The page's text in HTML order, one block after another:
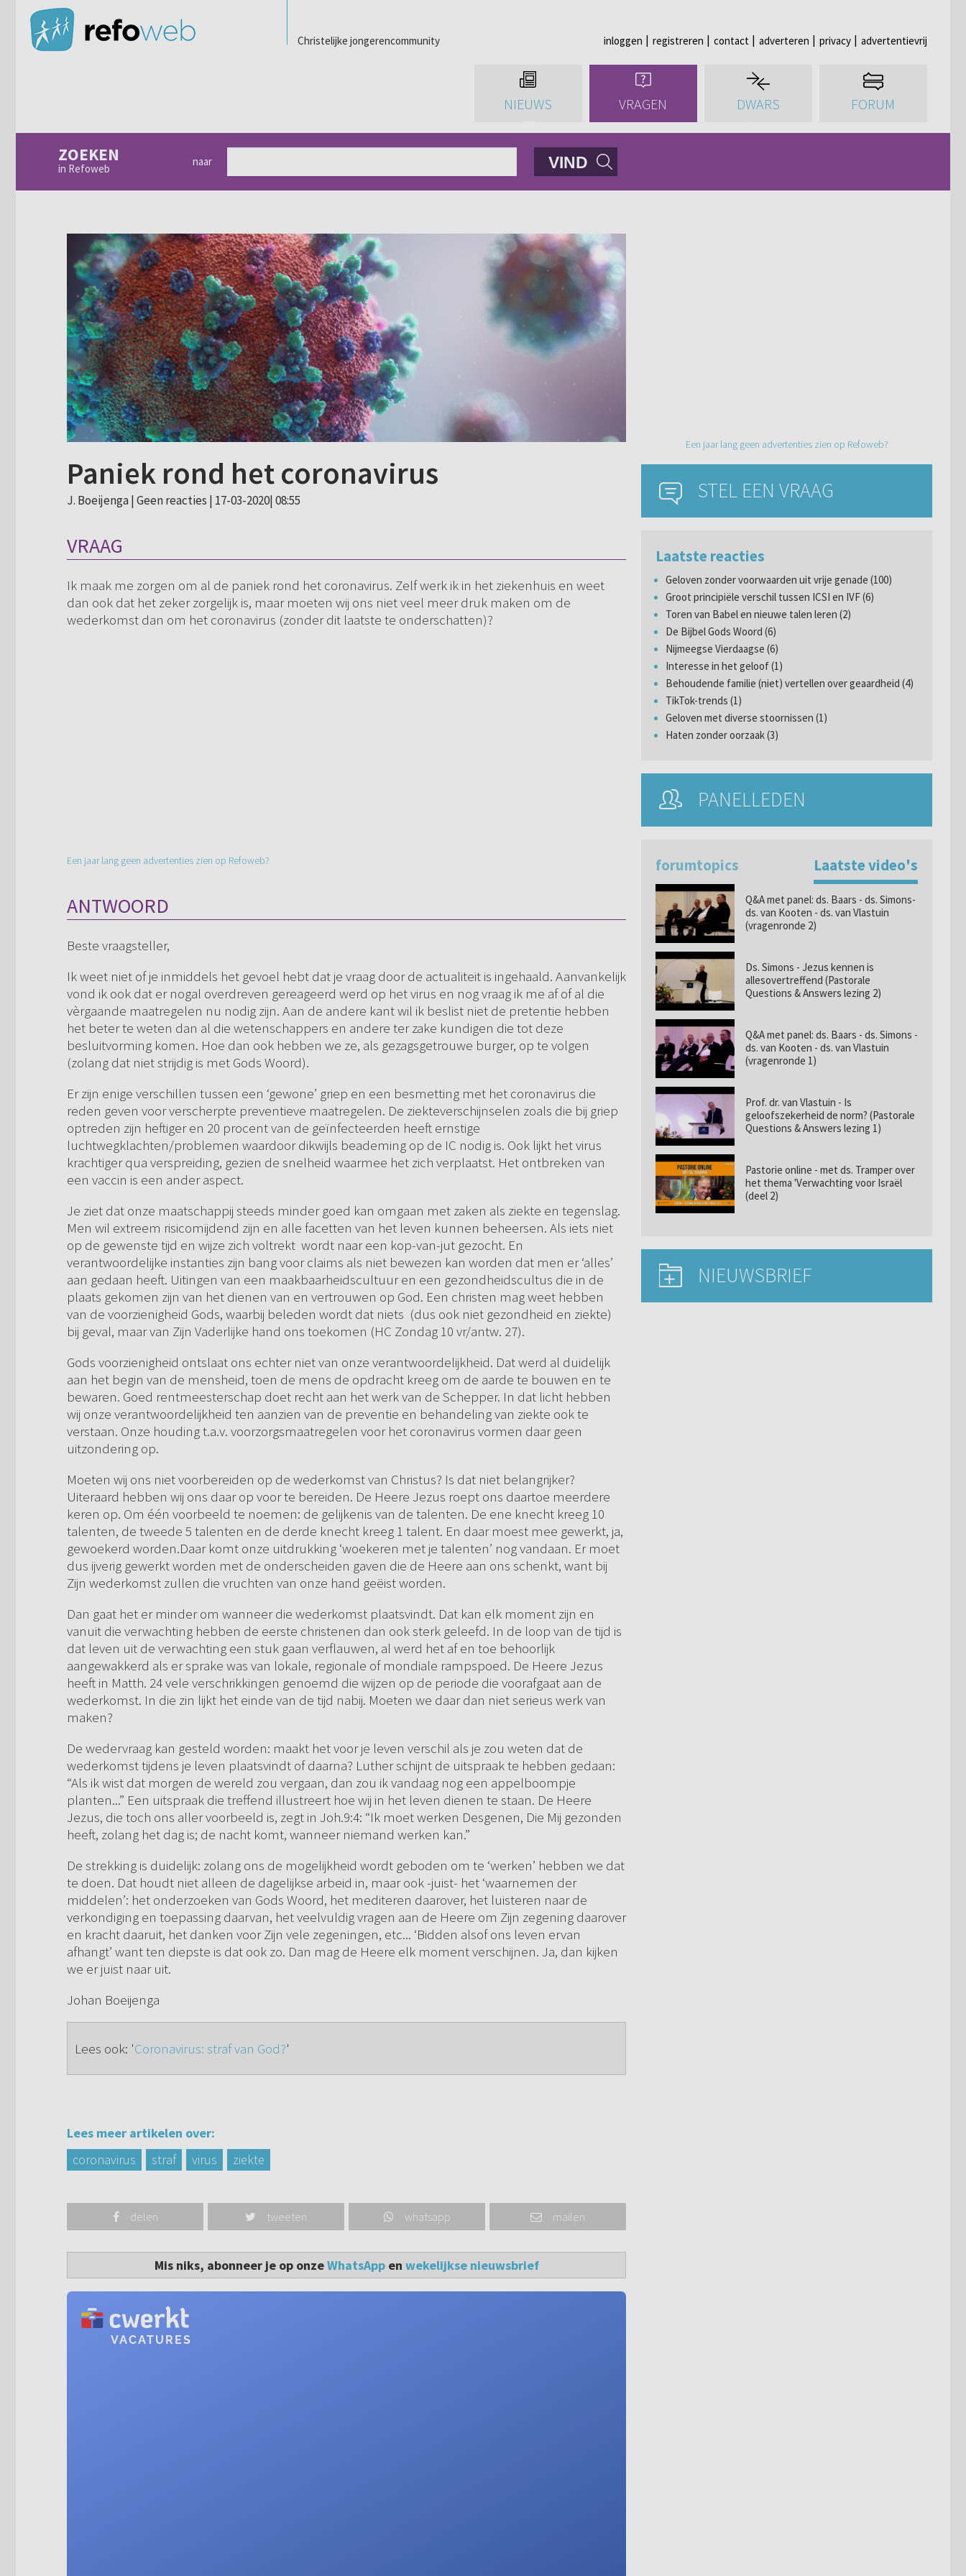
Christelijke jongerencommunity inloggen registreren contact adverteren privacy advertentievrij
NIEUWS VRAGEN DWARS FORUM
ZOEKEN
in Refoweb
naar VIND
Paniek rond het coronavirus
J. Boeijenga | Geen reacties | 17-03-2020| 08:55
VRAAG
Ik maak me zorgen om al de paniek rond het coronavirus. Zelf werk ik in het ziekenhuis en weet
dan ook dat het zeker zorgelijk is, maar moeten wij ons niet veel meer druk maken om de
wederkomst dan om het coronavirus (zonder dit laatste te onderschatten)?
Een jaar lang geen advertenties zien op Refoweb?
ANTWOORD
Beste vraagsteller,
Ik weet niet of je inmiddels het gevoel hebt dat je vraag door de actualiteit is ingehaald. Aanvankelijk
vond ik ook dat er nogal overdreven gereageerd werd op het virus en nog vraag ik me af of al die
vèrgaande maatregelen nu nodig zijn. Aan de andere kant wil ik beslist niet de pretentie hebben
het beter te weten dan al die wetenschappers en andere ter zake kundigen die tot deze
besluitvorming komen. Hoe dan ook hebben we ze, als gezagsgetrouwe burger, op te volgen
(zolang dat niet strijdig is met Gods Woord).
Er zijn enige verschillen tussen een ‘gewone’ griep en een besmetting met het coronavirus die
reden geven voor verscherpte preventieve maatregelen. De ziekteverschijnselen zoals die bij griep
optreden zijn heftiger en 20 procent van de geïnfecteerden heeft ernstige
luchtwegklachten/problemen waardoor dikwijls beademing op de IC nodig is. Ook lijkt het virus
krachtiger qua verspreiding, gezien de snelheid waarmee het zich verplaatst. Het ontbreken van
een vaccin is een ander aspect.
Je ziet dat onze maatschappij steeds minder goed kan omgaan met zaken als ziekte en tegenslag.
Men wil extreem risicomijdend zijn en alle facetten van het leven kunnen beheersen. Als iets niet
op de gewenste tijd en wijze zich voltrekt wordt naar een kop-van-jut gezocht. En
verantwoordelijke instanties zijn bang voor claims als niet bewezen kan worden dat men er ‘alles’
aan gedaan heeft. Uitingen van een maakbaarheidscultuur en een gezondheidscultus die in de
plaats gekomen zijn van het dienen van en vertrouwen op God. Een christen mag weet hebben
van de voorzienigheid Gods, waarbij beleden wordt dat niets (dus ook niet gezondheid en ziekte)
bij geval, maar van Zijn Vaderlijke hand ons toekomen (HC Zondag 10 vr/antw. 27).
Gods voorzienigheid ontslaat ons echter niet van onze verantwoordelijkheid. Dat werd al duidelijk
aan het begin van de mensheid, toen de mens de opdracht kreeg om de aarde te bouwen en te
bewaren. Goed rentmeesterschap doet recht aan het werk van de Schepper. In dat licht hebben
wij onze verantwoordelijkheid ten aanzien van de preventie en behandeling van ziekte ook te
verstaan. Onze houding t.a.v. voorzorgsmaatregelen voor het coronavirus vormen daar geen
uitzondering op.
Moeten wij ons niet voorbereiden op de wederkomst van Christus? Is dat niet belangrijker?
Uiteraard hebben wij ons daar op voor te bereiden. De Heere Jezus roept ons daartoe meerdere
keren op. Om één voorbeeld te noemen: de gelijkenis van de talenten. De ene knecht kreeg 10
talenten, de tweede 5 talenten en de derde knecht kreeg 1 talent. En daar moest mee gewerkt, ja,
gewoekerd worden.Daar komt onze uitdrukking ‘woekeren met je talenten’ nog vandaan. Er moet
dus ijverig gewerkt worden met de onderscheiden gaven die de Heere aan ons schenkt, want bij
Zijn wederkomst zullen die vruchten van onze hand geëist worden.
Dan gaat het er minder om wanneer die wederkomst plaatsvindt. Dat kan elk moment zijn en
vanuit die verwachting hebben de eerste christenen dan ook sterk geleefd. In de loop van de tijd is
dat leven uit de verwachting een stuk gaan verflauwen, al werd het af en toe behoorlijk
aangewakkerd als er sprake was van lokale, regionale of mondiale rampspoed. De Heere Jezus
heeft in Matth. 24 vele verschrikkingen genoemd die wijzen op de periode die voorafgaat aan de
wederkomst. In die zin lijkt het einde van de tijd nabij. Moeten we daar dan niet serieus werk van
maken?
De wedervraag kan gesteld worden: maakt het voor je leven verschil als je zou weten dat de
wederkomst tijdens je leven plaatsvindt of daarna? Luther schijnt de uitspraak te hebben gedaan:
“Als ik wist dat morgen de wereld zou vergaan, dan zou ik vandaag nog een appelboompje
planten...” Een uitspraak die treffend illustreert hoe wij in het leven dienen te staan. De Heere
Jezus, die toch ons aller voorbeeld is, zegt in Joh.9:4: “Ik moet werken Desgenen, Die Mij gezonden
heeft, zolang het dag is; de nacht komt, wanneer niemand werken kan.”
De strekking is duidelijk: zolang ons de mogelijkheid wordt geboden om te ‘werken’ hebben we dat
te doen. Dat houdt niet alleen de dagelijkse arbeid in, maar ook -juist- het ‘waarnemen der
middelen’: het onderzoeken van Gods Woord, het mediteren daarover, het luisteren naar de
verkondiging en toepassing daarvan, het veelvuldig vragen aan de Heere om Zijn zegening daarover
en kracht daaruit, het danken voor Zijn vele zegeningen, etc... ‘Bidden alsof ons leven ervan
afhangt’ want ten diepste is dat ook zo. Dan mag de Heere elk moment verschijnen. Ja, dan kijken
we er juist naar uit.
Johan Boeijenga
Lees ook: 'Coronavirus: straf van God?'
Lees meer artikelen over:
coronavirus
straf virus ziekte
delen tweeten whatsapp mailen
Mis niks, abonneer je op onzeWhatsAppen wekelijkse nieuwsbrief
Een jaar lang geen advertenties zien op Refoweb?
STEL EEN VRAAG
Laatste reacties
Geloven zonder voorwaarden uit vrije genade (100)
Groot principiële verschil tussen ICSI en IVF (6)
Toren van Babel en nieuwe talen leren (2)
De Bijbel Gods Woord (6)
Nijmeegse Vierdaagse (6)
Interesse in het geloof (1)
Behoudende familie (niet) vertellen over geaardheid (4)
TikTok-trends (1)
Geloven met diverse stoornissen (1)
Haten zonder oorzaak (3)
PANELLEDEN
forumtopics Laatste video's
Q&A met panel: ds. Baars - ds. Simons-
ds. van Kooten - ds. van Vlastuin
(vragenronde 2)
Ds. Simons - Jezus kennen is
allesovertreffend (Pastorale
Questions & Answers lezing 2)
Q&A met panel: ds. Baars - ds. Simons -
ds. van Kooten - ds. van Vlastuin
(vragenronde 1)
Prof. dr. van Vlastuin - Is
geloofszekerheid de norm? (Pastorale
Questions & Answers lezing 1)
Pastorie online - met ds. Tramper over
het thema 'Verwachting voor Israël
(deel 2)
NIEUWSBRIEF